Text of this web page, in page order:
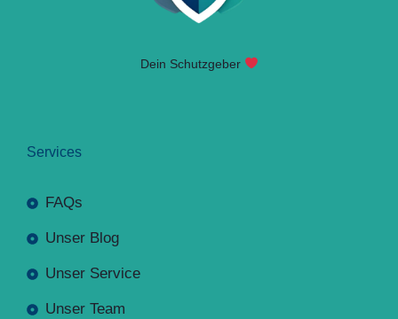
Dein Schutzgeber
Services
FAQs
Unser Blog
Unser Service
Unser Team